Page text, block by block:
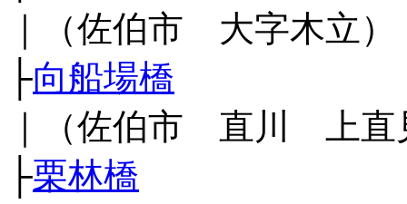
｜（佐伯市 大字木立）
├向船場橋
｜（佐伯市 直川 上直
├栗林橋